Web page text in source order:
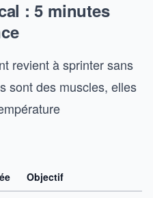
: 5 minutes
revient à sprinter sans
sont des muscles, elles
Objectif